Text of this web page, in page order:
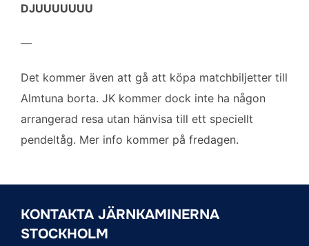
DJUUUUUUU
—
Det kommer även att gå att köpa matchbiljetter till
Almtuna borta. JK kommer dock inte ha någon
arrangerad resa utan hänvisa till ett speciellt
pendeltåg. Mer info kommer på fredagen.
KONTAKTA JÄRNKAMINERNA
STOCKHOLM